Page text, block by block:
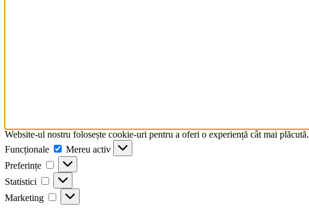
Website-ul nostru folosește cookie-uri pentru a oferi o experiență cât mai plăcută.
Funcționale
Funcționale
Mereu activ
Preferințe
Preferințe
Statistici
Statistici
Marketing
Marketing